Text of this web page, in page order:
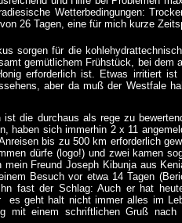
Wetterbedingungen:
26 Tagen, eine für mich kurze
sorgen für die
gemütlichem Frühstück, bei dem
erforderlich ist. Etwas irritiert
aber da muß der Westfale
ist die durchaus als rege zu
haben sich immerhin 2 x 11
bis zu 500 km erforderlich
dürfe (logo!) und zwei kamen
mein Freund Joseph Kibunja aus
Besuch vor etwa 14 Tagen
fast der Schlag: Auch er hat
es geht halt nicht immer alles im
mit einem schriftlichen Gruß